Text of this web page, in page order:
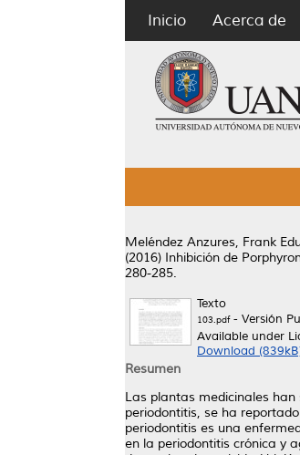
Inicio Acerca de
Meléndez Anzures, Frank
(2016) Inhibición de
280-285.
Texto
103.pdf- Versión
Available under
Download
Resumen
Las plantas medicinales
periodontitis, se ha
periodontitis es una
en la periodontitis crónica y